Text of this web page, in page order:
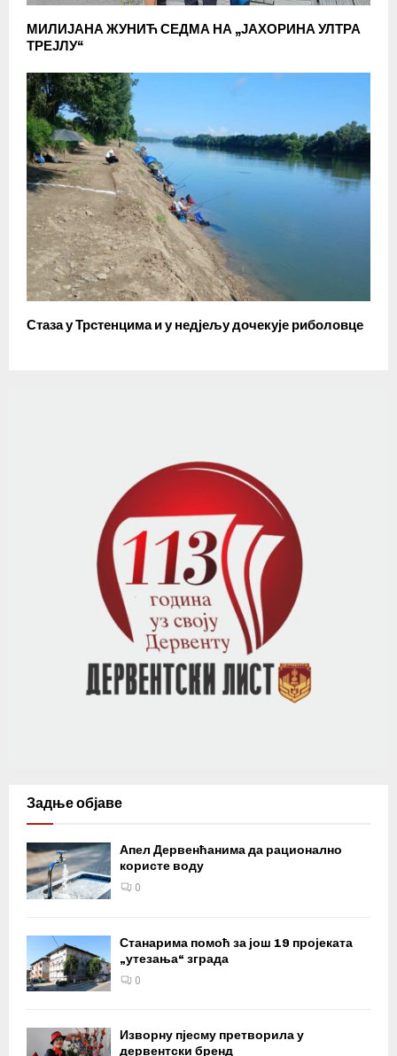
МИЛИЈАНА ЖУНИЋ СЕДМА НА „ЈАХОРИНА УЛТРА
ТРЕЈЛУ“
Стаза у Трстенцима и у недјељу дочекује риболовце
Задње објаве
Апел Дервенћанима да рационално
користе воду
0
Станарима помоћ за још 19 пројеката
„утезања“ зграда
0
Изворну пјесму претворила у
дервентски бренд